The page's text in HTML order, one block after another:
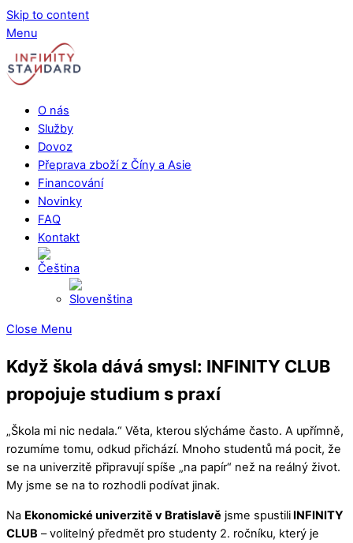
Skip to content
Menu
O nás
Služby
Dovoz
Přeprava zboží z Číny a Asie
Financování
Novinky
FAQ
Kontakt
Close Menu
Když škola dává smysl: INFINITY CLUB
propojuje studium s praxí
„Škola mi nic nedala.“ Věta, kterou slýcháme často. A upřímně,
rozumíme tomu, odkud přichází. Mnoho studentů má pocit, že
se na univerzitě připravují spíše „na papír“ než na reálný život.
My jsme se na to rozhodli podívat jinak.
Na Ekonomické univerzitě v Bratislavě jsme spustili INFINITY
CLUB – volitelný předmět pro studenty 2. ročníku, který je